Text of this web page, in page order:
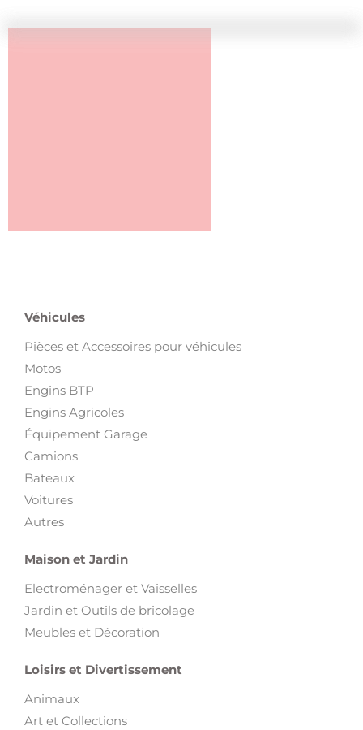
Véhicules
Pièces et Accessoires pour véhicules
Motos
Engins BTP
Engins Agricoles
Équipement Garage
Camions
Bateaux
Voitures
Autres
Maison et Jardin
Electroménager et Vaisselles
Jardin et Outils de bricolage
Meubles et Décoration
Loisirs et Divertissement
Animaux
Art et Collections